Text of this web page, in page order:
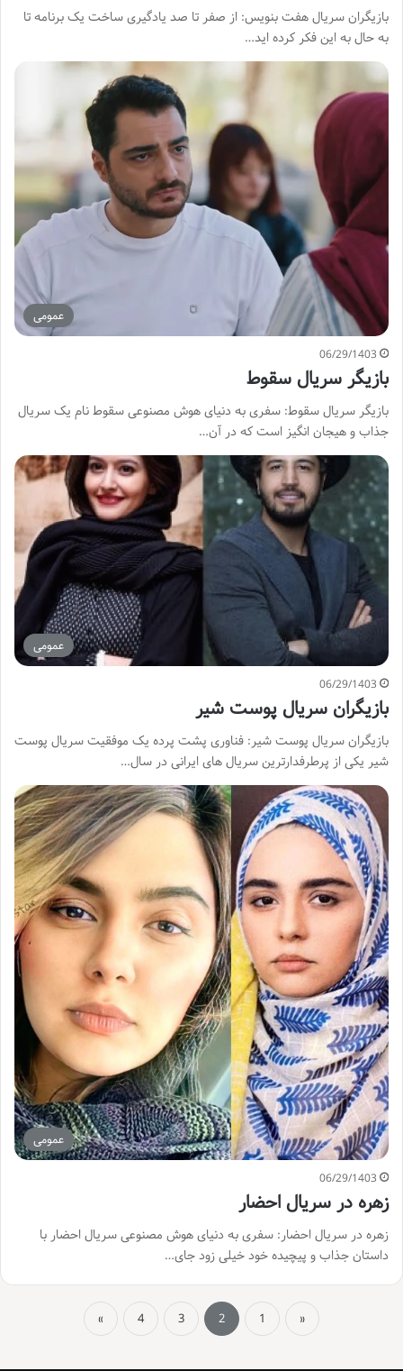
بازیگران سریال هفت بنویس: از صفر تا صد یادگیری ساخت یک برنامه تا
به حال به این فکر کرده اید…
عمومی
06/29/1403
بازیگر سریال سقوط
بازیگر سریال سقوط: سفری به دنیای هوش مصنوعی سقوط نام یک سریال
جذاب و هیجان انگیز است که در آن…
عمومی
06/29/1403
بازیگران سریال پوست شیر
بازیگران سریال پوست شیر: فناوری پشت پرده یک موفقیت سریال پوست
شیر یکی از پرطرفدارترین سریال های ایرانی در سال…
عمومی
06/29/1403
زهره در سریال احضار
زهره در سریال احضار: سفری به دنیای هوش مصنوعی سریال احضار با
داستان جذاب و پیچیده خود خیلی زود جای…
«
1
2
3
4
»